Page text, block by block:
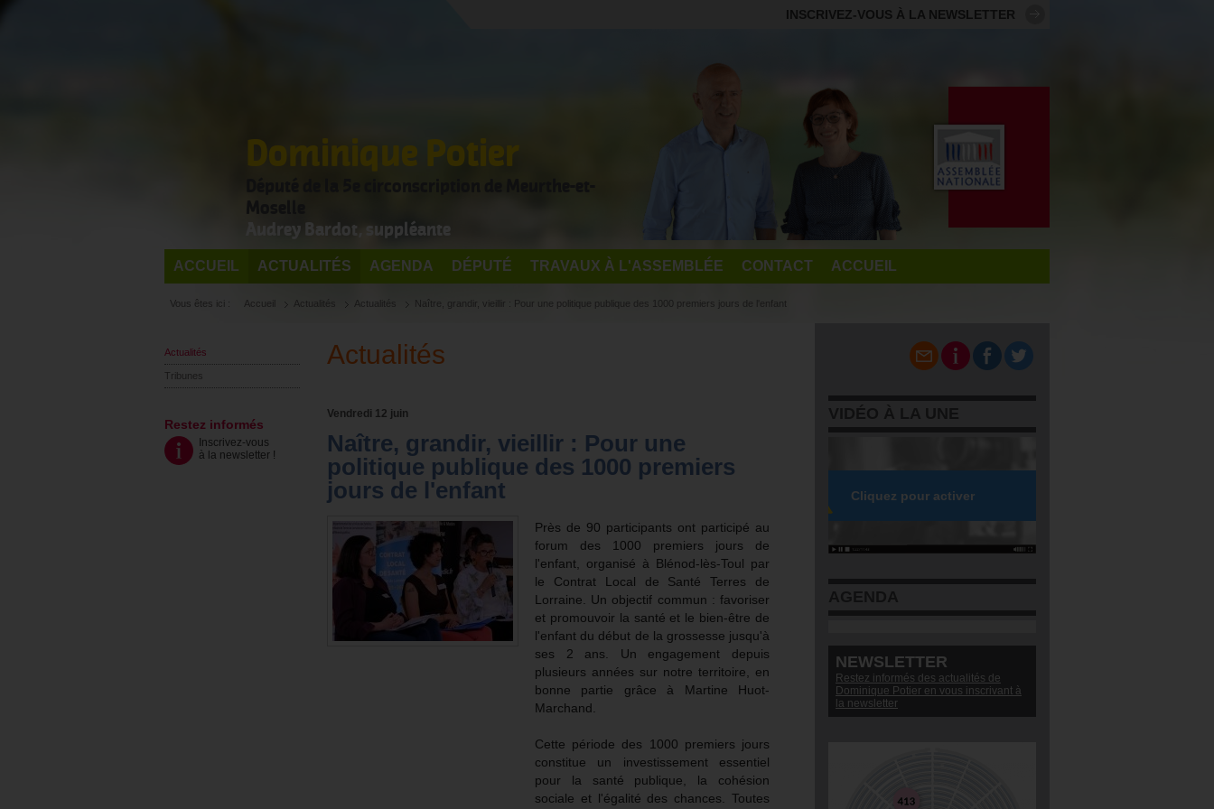
INSCRIVEZ-VOUS À LA NEWSLETTER
Dominique Potier
Audrey Bardot, suppléante
ACCUEIL ACTUALITÉS AGENDA DÉPUTÉ TRAVAUX À L'ASSEMBLÉE CONTACT ACCUEIL
Vous êtes ici : Accueil Actualités Actualités Naître, grandir, vieillir : Pour une politique publique des 1000 premiers jours de l'enfant
Actualités
Tribunes
Restez informés
Inscrivez-vous
à la newsletter !
NEWSLETTER
Restez informés des actualités de
Dominique Potier en vous inscrivant à
la newsletter
Actualités
Vendredi 12 juin
Naître, grandir, vieillir : Pour une
politique publique des 1000 premiers
jours de l'enfant
Près de 90 participants ont participé au
forum des 1000 premiers jours de
l'enfant, organisé à Blénod-lès-Toul par
le Contrat Local de Santé Terres de
Lorraine. Un objectif commun : favoriser
et promouvoir la santé et le bien-être de
l'enfant du début de la grossesse jusqu'à
ses 2 ans. Un engagement depuis
plusieurs années sur notre territoire, en
bonne partie grâce à Martine Huot-
Marchand.
Cette période des 1000 premiers jours
constitue un investissement essentiel
pour la santé publique, la cohésion
sociale et l'égalité des chances. Toutes